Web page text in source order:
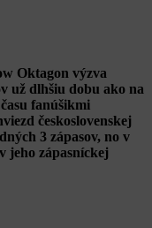
Oktagon výzva
už dlhšiu dobu ako na
fanúšikmi
československej
3 zápasov, no v
jeho zápasníckej